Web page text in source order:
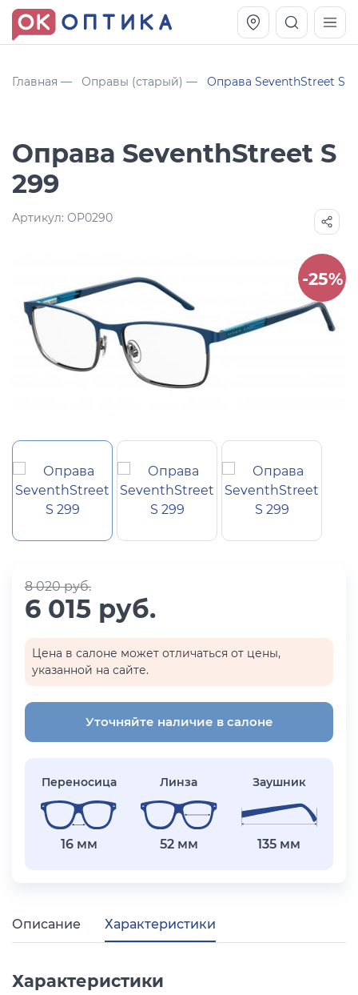
Главная Оправы (старый) Оправа SeventhStreet S
Оправа SeventhStreet S
299
Артикул: OP0290
-25%
8 020 руб.
6 015 руб.
Цена в салоне может отличаться от цены,
указанной на сайте.
Уточняйте наличие в салоне
Переносица
16 мм
Линза
52 мм
Заушник
135 мм
Описание Характеристики
Характеристики
11 991 руб.
Оправа Vogue OVO 4025
8 270